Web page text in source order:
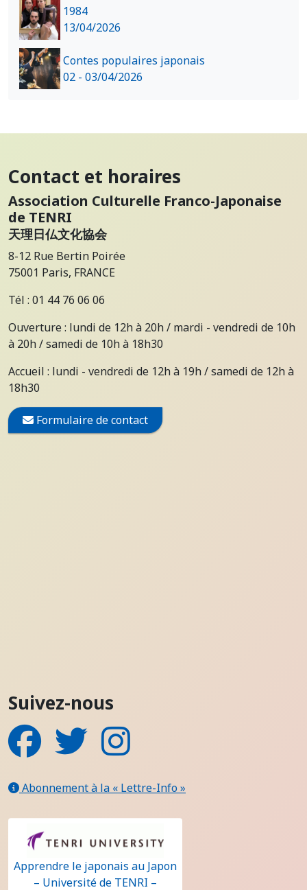
1984
13/04/2026
Contes populaires japonais
02 - 03/04/2026
Contact et horaires
Association Culturelle Franco-Japonaise
de TENRI
天理日仏文化協会
8-12 Rue Bertin Poirée
75001 Paris, FRANCE
Tél : 01 44 76 06 06
Ouverture : lundi de 12h à 20h / mardi - vendredi de 10h
à 20h / samedi de 10h à 18h30
Accueil : lundi - vendredi de 12h à 19h / samedi de 12h à
18h30
Formulaire de contact
Suivez-nous
FacebookTwitter Instagram
Abonnement à la « Lettre-Info »
Apprendre le japonais au Japon
– Université de TENRI –